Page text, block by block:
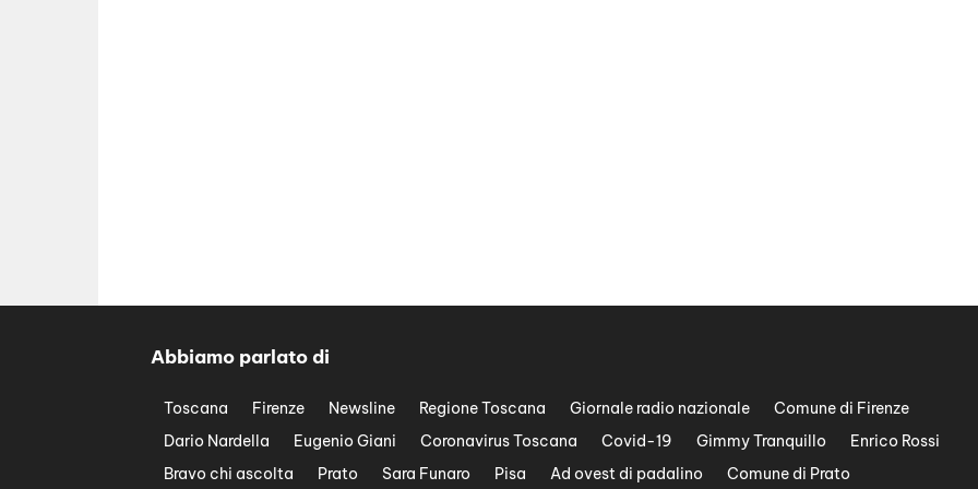
Abbiamo parlato di
Toscana Firenze Newsline Regione Toscana Giornale radio nazionale
Comune di Firenze
Dario Nardella
Eugenio Giani Coronavirus Toscana Covid-19 Gimmy Tranquillo
Enrico Rossi
Bravo chi ascolta
Prato Sara Funaro Pisa Ad ovest di padalino Comune di Prato